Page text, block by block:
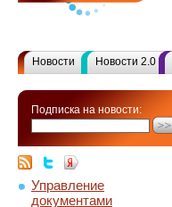
Новости Новости 2.0
Подписка на новости:
Управление
документами